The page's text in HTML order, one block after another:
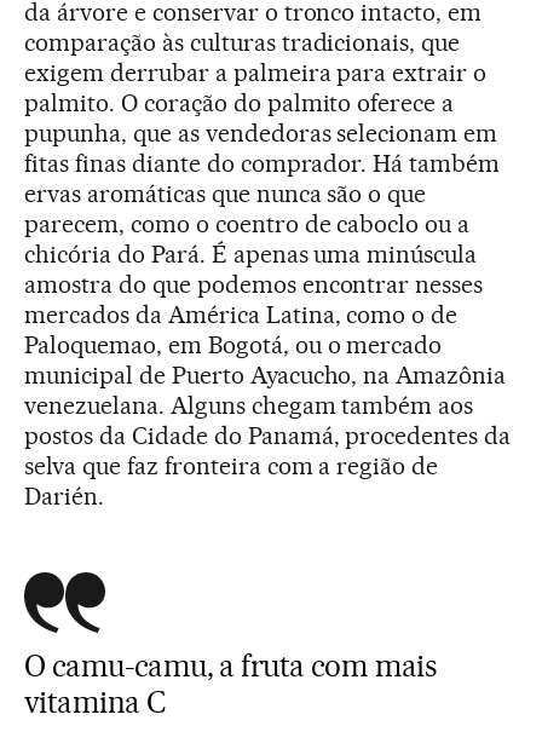
da árvore e conservar o tronco intacto, em
comparação às culturas tradicionais, que
exigem derrubar a palmeira para extrair o
palmito. O coração do palmito oferece a
pupunha, que as vendedoras selecionam em
fitas finas diante do comprador. Há também
ervas aromáticas que nunca são o que
parecem, como o coentro de caboclo ou a
chicória do Pará. É apenas uma minúscula
amostra do que podemos encontrar nesses
mercados da América Latina, como o de
Paloquemao, em Bogotá, ou o mercado
municipal de Puerto Ayacucho, na Amazônia
venezuelana. Alguns chegam também aos
postos da Cidade do Panamá, procedentes da
selva que faz fronteira com a região de
Darién.
O camu-camu, a fruta com mais
vitamina C